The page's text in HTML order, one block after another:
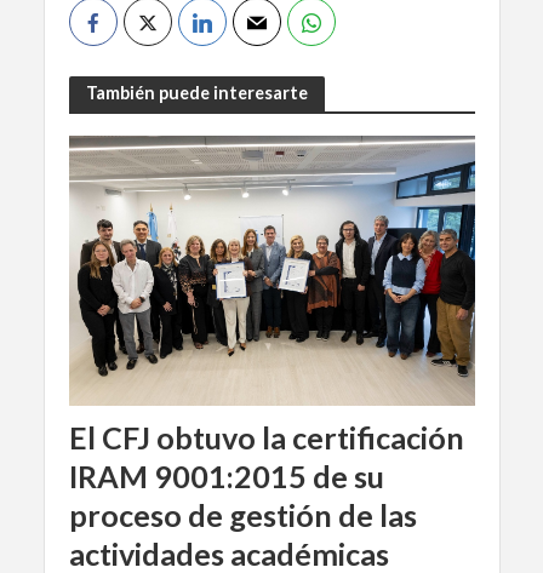
También puede interesarte
El CFJ obtuvo la certificación
IRAM 9001:2015 de su
proceso de gestión de las
actividades académicas